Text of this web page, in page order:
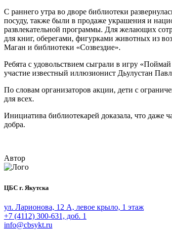
С раннего утра во дворе библиотеки
посуду, также были в продаже украшения и
развлекательной программы. Для желающих
для книг, оберегами, фигурками животных из
Маган и библиотеки «Созвездие».
Ребята с удовольствием сыграли в игру
участие известный иллюзионист Дьулустан
По словам организаторов акции, дети с
для всех.
Инициатива библиотекарей доказала, что даже
добра.
Автор
ЦБС г. Якутска
ул. Ларионова, 12 А, левое крыло, 1 этаж
+7 (4112) 300-631, доб. 1
info@cbsykt.ru